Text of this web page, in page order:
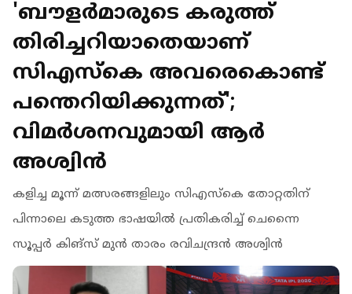
'ബൗളർമാരുടെ കരുത്ത്
തിരിച്ചറിയാതെയാണ്
സിഎസ്കെ അവരെകൊണ്ട്
പന്തെറിയിക്കുന്നത്';
വിമർശനവുമായി ആർ
അശ്വിൻ
കളിച്ച മൂന്ന് മത്സരങ്ങളിലും സിഎസ്കെ തോറ്റതിന്
പിന്നാലെ കടുത്ത ഭാഷയിൽ പ്രതികരിച്ച് ചെന്നൈ
സൂപ്പർ കിങ്‌സ് മുൻ താരം രവിചന്ദ്രൻ അശ്വിൻ